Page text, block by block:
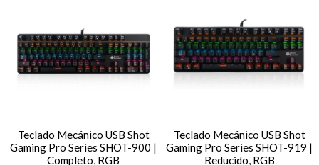
Teclado Mecánico USB Shot
Gaming Pro Series SHOT-900 |
Completo, RGB
Teclado Mecánico USB Shot
Gaming Pro Series SHOT-919 |
Reducido, RGB